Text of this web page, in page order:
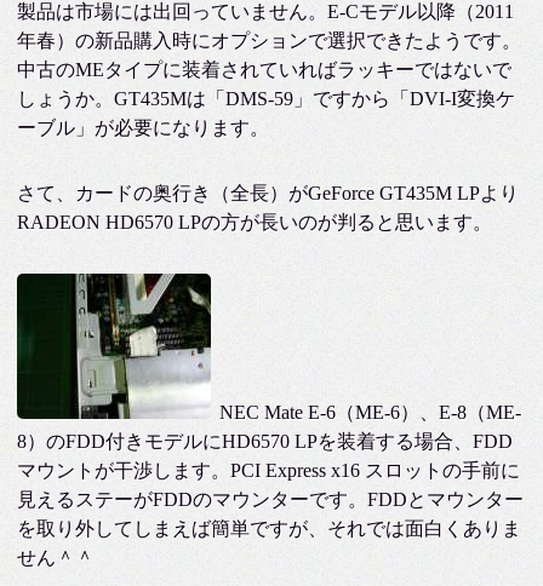
製品は市場には出回っていません。E-Cモデル以降（2011
年春）の新品購入時にオプションで選択できたようです。
中古のMEタイプに装着されていればラッキーではないで
しょうか。GT435Mは「DMS-59」ですから「DVI-I変換ケ
ーブル」が必要になります。
さて、カードの奥行き（全長）がGeForce GT435M LPより
RADEON HD6570 LPの方が長いのが判ると思います。
NEC Mate E-6（ME-6）、E-8（ME-
8）のFDD付きモデルにHD6570 LPを装着する場合、FDD
マウントが干渉します。PCI Express x16 スロットの手前に
見えるステーがFDDのマウンターです。FDDとマウンター
を取り外してしまえば簡単ですが、それでは面白くありま
せん＾＾